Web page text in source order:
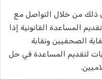
ذلك من خلال التواصل مع
المساعدة القانونية إذا
الصحفيين ونقابة
لتقديم المساعدة في حل